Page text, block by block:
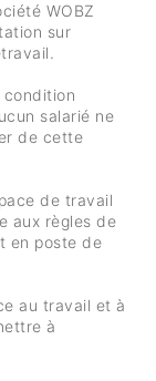
WOBZ
sur
salarié ne
de cette
de travail
aux règles de
en poste de
au travail et à
à